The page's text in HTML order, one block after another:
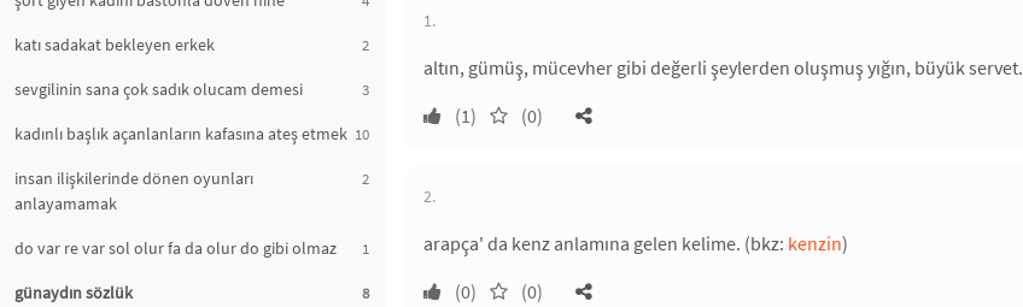
katı sadakat bekleyen erkek 2
sevgilinin sana çok sadık olucam demesi 3
kadınlı başlık açanlanların kafasına ateş etmek 10
insan ilişkilerinde dönen oyunları
anlayamamak
2
do var re var sol olur fa da olur do gibi olmaz 1
günaydın sözlük 8
1.
altın, gümüş, mücevher gibi değerli şeylerden oluşmuş yığın, büyük servet.
(1)
(0)
2.
arapça' da kenz anlamına gelen kelime. (bkz: kenzin)
(0)
(0)